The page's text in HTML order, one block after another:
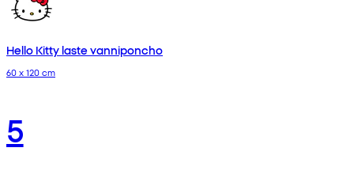
Hello Kitty laste vanniponcho
60 x 120 cm
5